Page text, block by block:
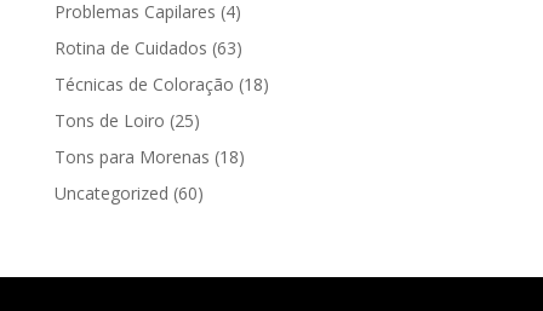
Problemas Capilares (4)
Rotina de Cuidados (63)
Técnicas de Coloração (18)
Tons de Loiro (25)
Tons para Morenas (18)
Uncategorized (60)